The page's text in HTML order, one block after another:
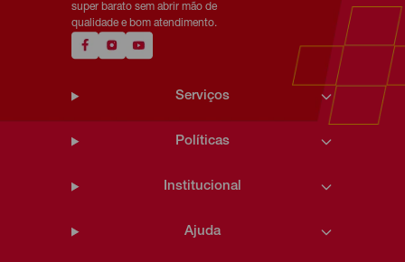
super barato sem abrir mão de
qualidade e bom atendimento.
Serviços
Políticas
Institucional
Ajuda